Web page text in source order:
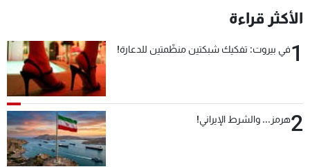
الأكثر قراءة
1في بيروت: تفكيك شبكتين منظّمتين للدعارة!
2هرمز... والشرط الإيراني!
البرامج
جدول البرامج
عن MTV
شروط الإسـتخدام